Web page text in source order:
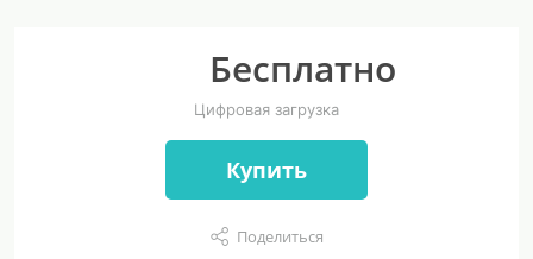
Бесплатно
Цифровая загрузка
Купить
Поделиться